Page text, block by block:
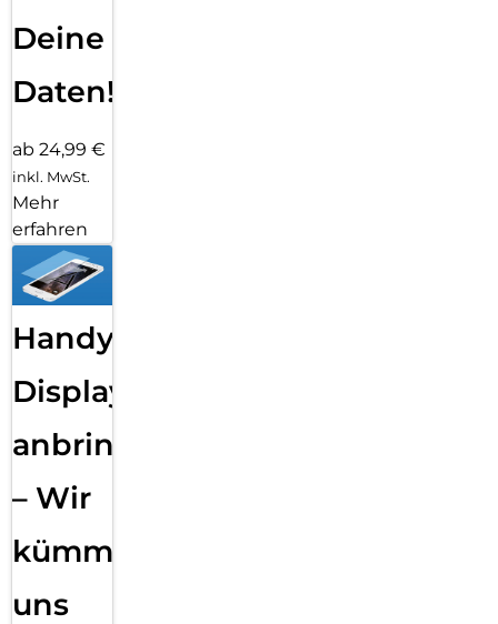
Deine
Daten!
ab 24,99 €
inkl. MwSt.
Mehr
erfahren
Handy
Displayfolie
anbringen
– Wir
kümmern
uns